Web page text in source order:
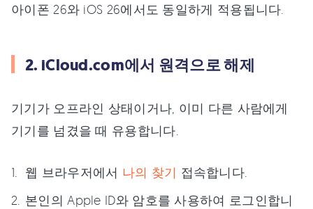
아이폰 26와 iOS 26에서도 동일하게 적용됩니다.
2. iCloud.com에서 원격으로 해제
기기가 오프라인 상태이거나, 이미 다른 사람에게
기기를 넘겼을 때 유용합니다.
웹 브라우저에서 나의 찾기 접속합니다.
본인의 Apple ID와 암호를 사용하여 로그인합니